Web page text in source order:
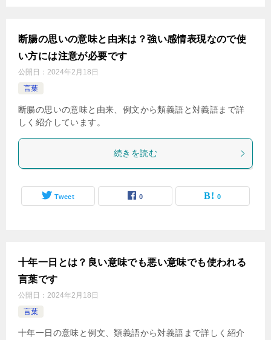
断腸の思いの意味と由来は？強い感情表現なので使
い方には注意が必要です
公開日： 2024年2月18日
言葉
断腸の思いの意味と由来、例文から類義語と対義語まで詳
しく紹介しています。
続きを読む
Tweet 0 0
十年一日とは？良い意味でも悪い意味でも使われる
言葉です
公開日： 2024年2月18日
言葉
十年一日の意味と例文、類義語から対義語まで詳しく紹介